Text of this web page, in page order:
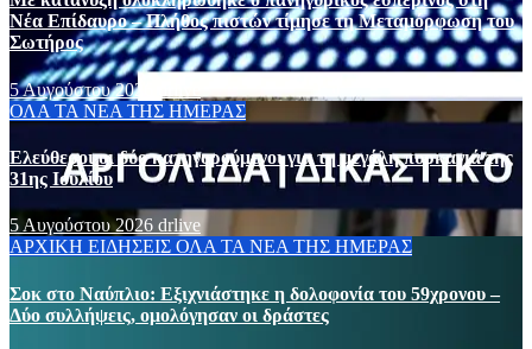
Νέα Επίδαυρο – Πλήθος πιστών τίμησε τη Μεταμόρφωση του
Σωτήρος
5 Αυγούστου 2026
ΟΛΑ ΤΑ ΝΕΑ ΤΗΣ ΗΜΕΡΑΣ
Ελεύθεροι οι δύο κατηγορούμενοι για τη μεγάλη πυρκαγιά της
31ης Ιουλίου
5 Αυγούστου 2026 drlive
ΑΡΧΙΚΗ ΕΙΔΗΣΕΙΣ ΟΛΑ ΤΑ ΝΕΑ ΤΗΣ ΗΜΕΡΑΣ
Σοκ στο Ναύπλιο: Εξιχνιάστηκε η δολοφονία του 59χρονου –
Δύο συλλήψεις, ομολόγησαν οι δράστες